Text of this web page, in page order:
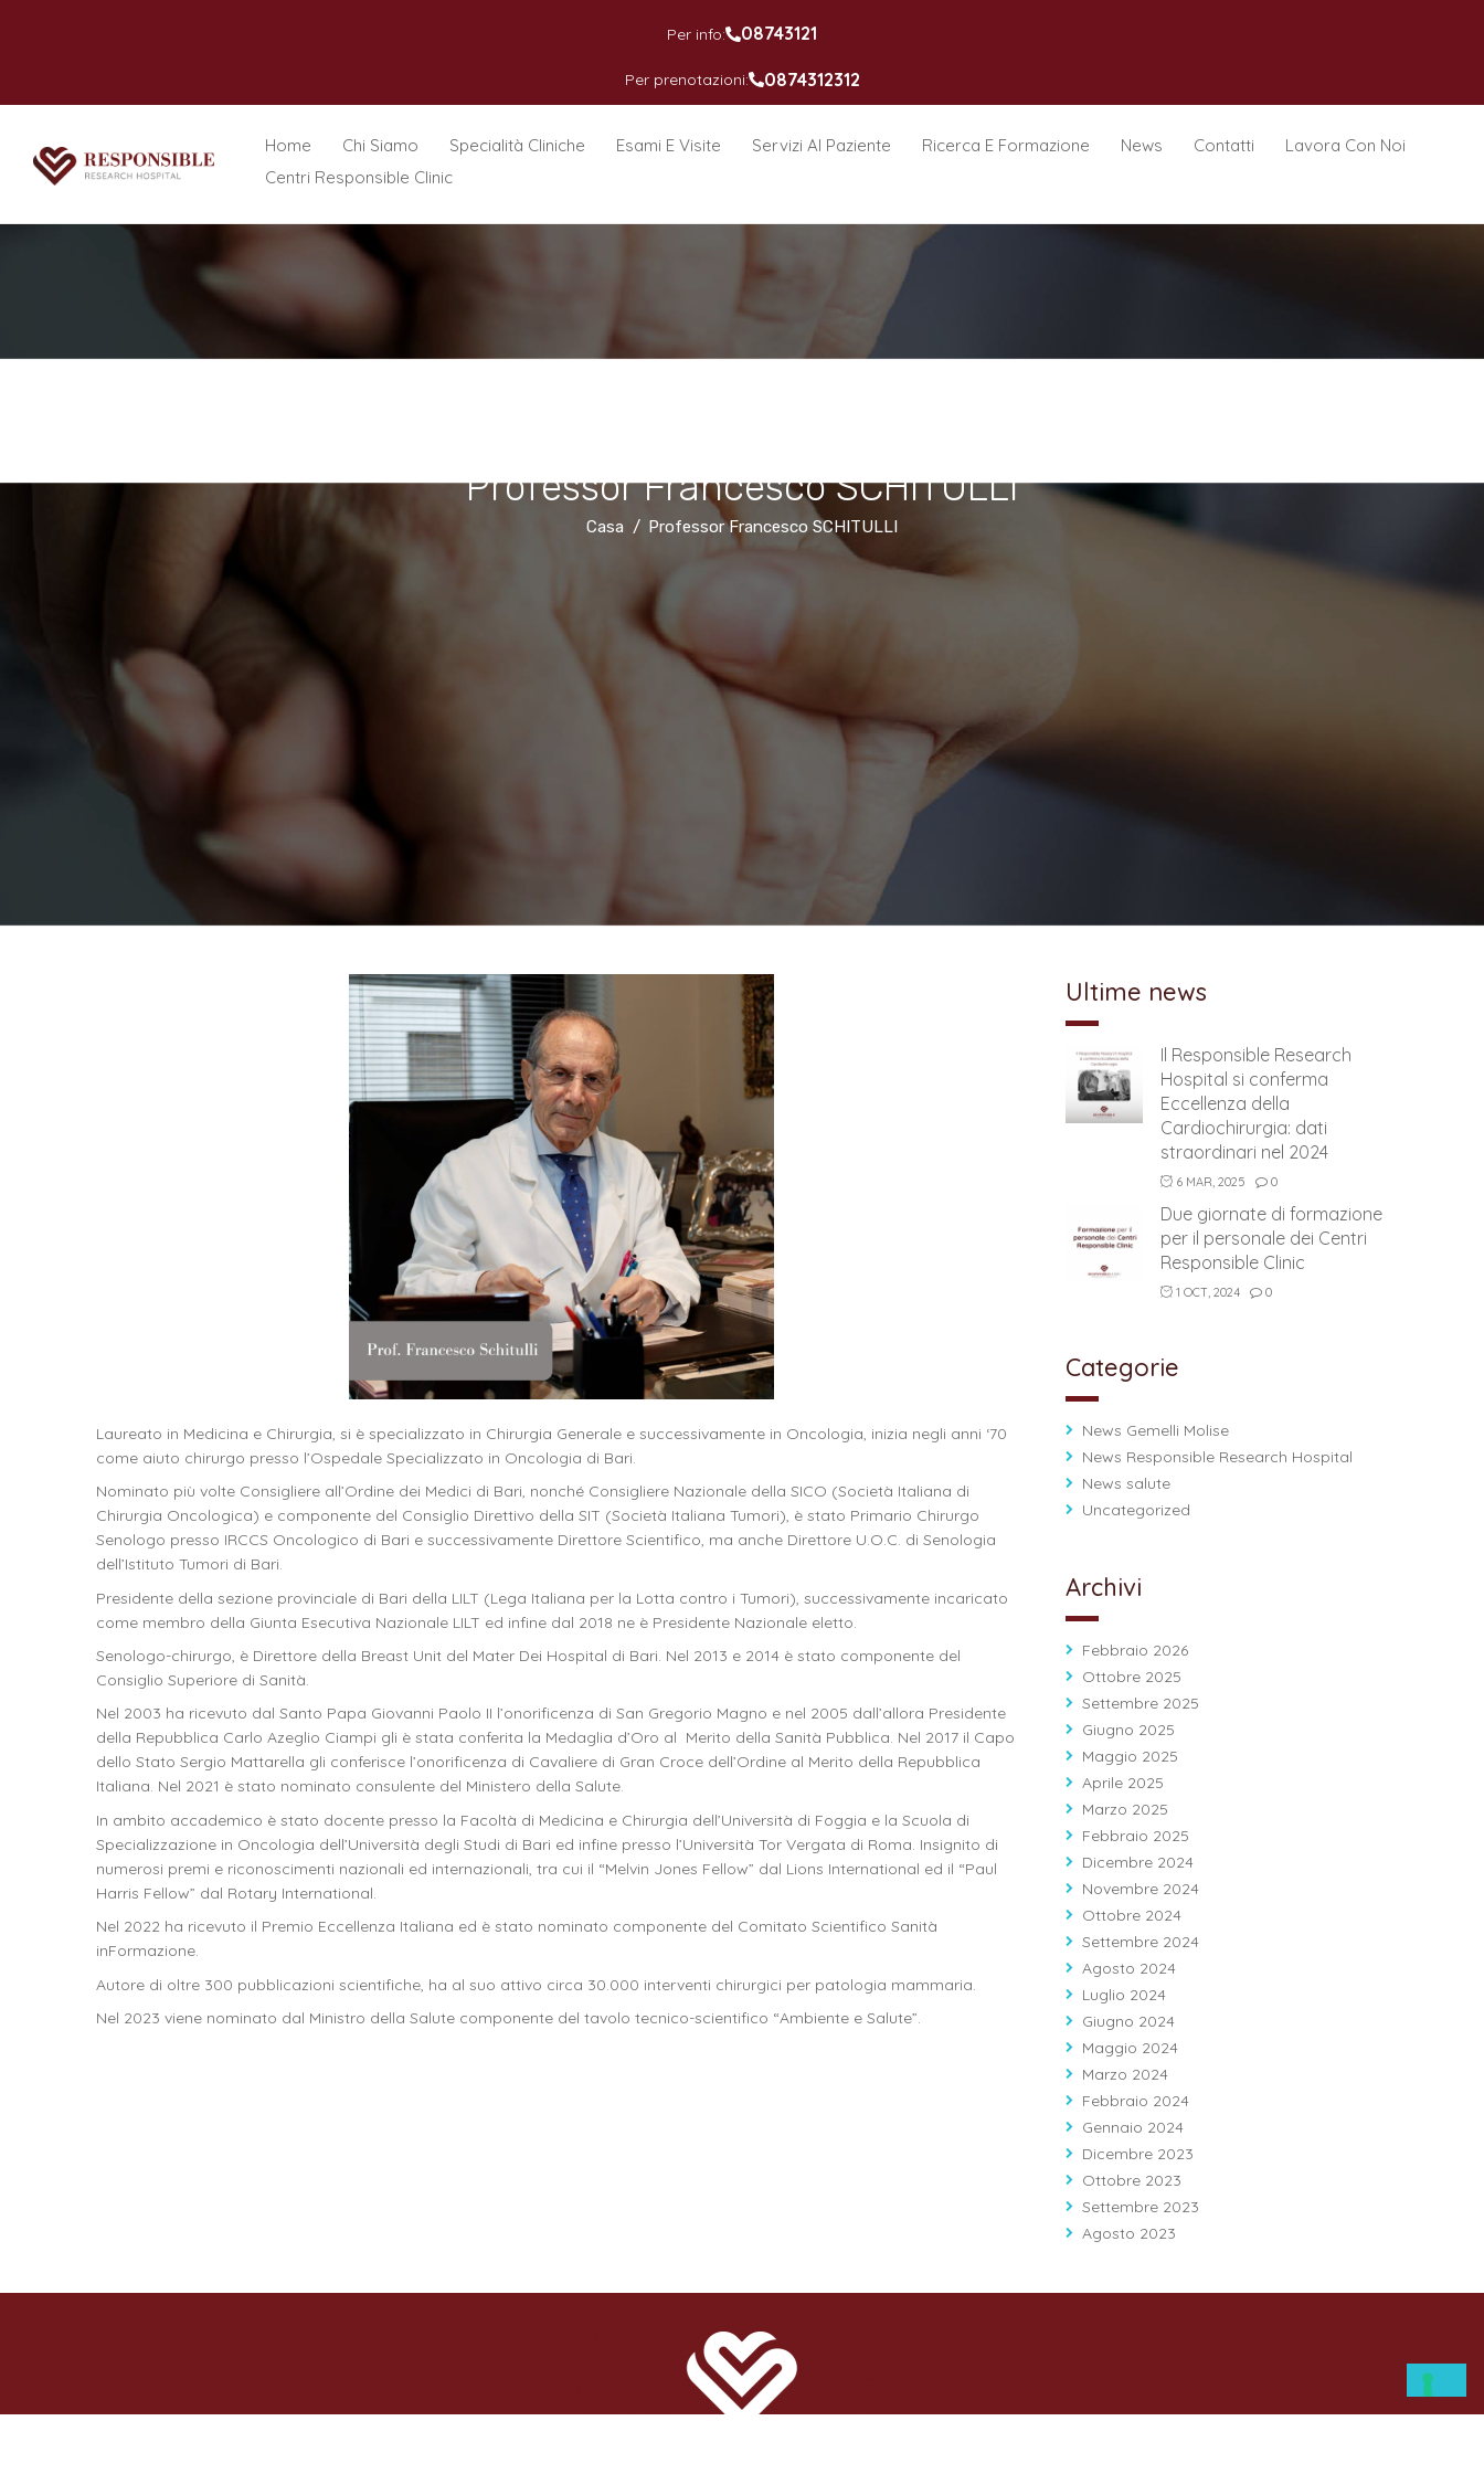
Per info: 08743121
Per prenotazioni: 0874312312
Home Chi Siamo Specialità Cliniche Esami E Visite Servizi Al Paziente Ricerca E Formazione News Contatti
Lavora Con Noi
Centri Responsible Clinic
Professor Francesco SCHITULLI
Casa Professor Francesco SCHITULLI
Laureato in Medicina e Chirurgia, si è specializzato in Chirurgia Generale e successivamente in Oncologia, inizia negli anni ‘70
come aiuto chirurgo presso l’Ospedale Specializzato in Oncologia di Bari.
Nominato più volte Consigliere all’Ordine dei Medici di Bari, nonché Consigliere Nazionale della SICO (Società Italiana di
Chirurgia Oncologica) e componente del Consiglio Direttivo della SIT (Società Italiana Tumori), è stato Primario Chirurgo
Senologo presso IRCCS Oncologico di Bari e successivamente Direttore Scientifico, ma anche Direttore U.O.C. di Senologia
dell’Istituto Tumori di Bari.
Presidente della sezione provinciale di Bari della LILT (Lega Italiana per la Lotta contro i Tumori), successivamente incaricato
come membro della Giunta Esecutiva Nazionale LILT ed infine dal 2018 ne è Presidente Nazionale eletto.
Senologo-chirurgo, è Direttore della Breast Unit del Mater Dei Hospital di Bari. Nel 2013 e 2014 è stato componente del
Consiglio Superiore di Sanità.
Nel 2003 ha ricevuto dal Santo Papa Giovanni Paolo II l’onorificenza di San Gregorio Magno e nel 2005 dall’allora Presidente
della Repubblica Carlo Azeglio Ciampi gli è stata conferita la Medaglia d’Oro al Merito della Sanità Pubblica. Nel 2017 il Capo
dello Stato Sergio Mattarella gli conferisce l’onorificenza di Cavaliere di Gran Croce dell’Ordine al Merito della Repubblica
Italiana. Nel 2021 è stato nominato consulente del Ministero della Salute.
In ambito accademico è stato docente presso la Facoltà di Medicina e Chirurgia dell’Università di Foggia e la Scuola di
Specializzazione in Oncologia dell’Università degli Studi di Bari ed infine presso l’Università Tor Vergata di Roma. Insignito di
numerosi premi e riconoscimenti nazionali ed internazionali, tra cui il “Melvin Jones Fellow” dal Lions International ed il “Paul
Harris Fellow” dal Rotary International.
Nel 2022 ha ricevuto il Premio Eccellenza Italiana ed è stato nominato componente del Comitato Scientifico Sanità
inFormazione.
Autore di oltre 300 pubblicazioni scientifiche, ha al suo attivo circa 30.000 interventi chirurgici per patologia mammaria.
Nel 2023 viene nominato dal Ministro della Salute componente del tavolo tecnico-scientifico “Ambiente e Salute”.
Ultime news
Il Responsible Research
Hospital si conferma
Eccellenza della
Cardiochirurgia: dati
straordinari nel 2024
6 MAR, 2025 0
Due giornate di formazione
per il personale dei Centri
Responsible Clinic
1 OCT, 2024 0
Categorie
News Gemelli Molise
News Responsible Research Hospital
News salute
Uncategorized
Archivi
Febbraio 2026
Ottobre 2025
Settembre 2025
Giugno 2025
Maggio 2025
Aprile 2025
Marzo 2025
Febbraio 2025
Dicembre 2024
Novembre 2024
Ottobre 2024
Settembre 2024
Agosto 2024
Luglio 2024
Giugno 2024
Maggio 2024
Marzo 2024
Febbraio 2024
Gennaio 2024
Dicembre 2023
Ottobre 2023
Settembre 2023
Agosto 2023